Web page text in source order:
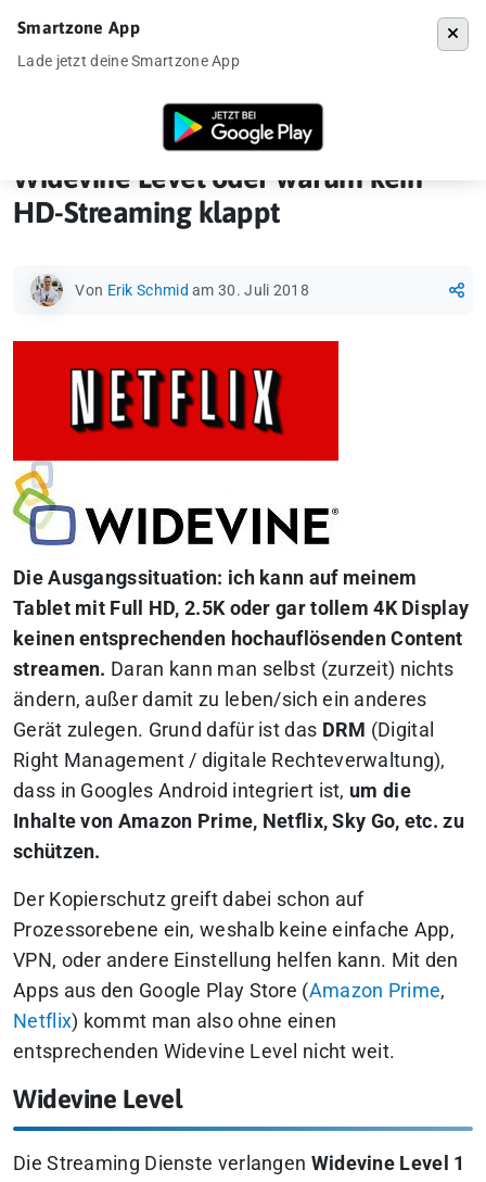
Widevine Level oder warum kein HD-Streaming
Widevine Level oder warum kein
HD-Streaming klappt
Von Erik Schmid am 30. Juli 2018
Die Ausgangssituation: ich kann auf meinem
Tablet mit Full HD, 2.5K oder gar tollem 4K Display
keinen entsprechenden hochauflösenden Content
streamen. Daran kann man selbst (zurzeit) nichts
ändern, außer damit zu leben/sich ein anderes
Gerät zulegen. Grund dafür ist das DRM (Digital
Right Management / digitale Rechteverwaltung),
dass in Googles Android integriert ist, um die
Inhalte von Amazon Prime, Netflix, Sky Go, etc. zu
schützen.
Der Kopierschutz greift dabei schon auf
Prozessorebene ein, weshalb keine einfache App,
VPN, oder andere Einstellung helfen kann. Mit den
Apps aus den Google Play Store (Amazon Prime,
Netflix) kommt man also ohne einen
entsprechenden Widevine Level nicht weit.
Widevine Level
Die Streaming Dienste verlangen Widevine Level 1
Smartzone App
Lade jetzt deine Smartzone App